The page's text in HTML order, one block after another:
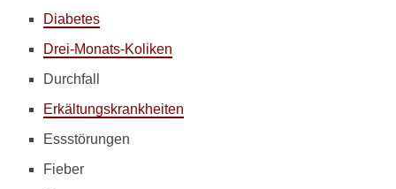
Diabetes
Drei-Monats-Koliken
Durchfall
Erkältungskrankheiten
Essstörungen
Fieber
i
n
e
m
i
d
b